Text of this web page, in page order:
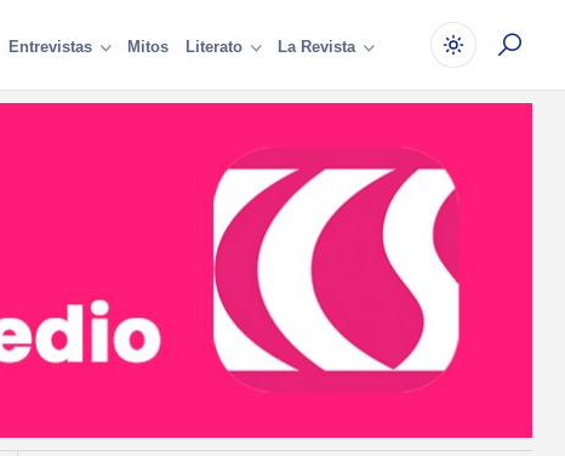
Entrevistas Mitos Literato La Revista